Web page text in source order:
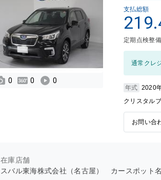
0 0 0
支払総額
定期点検整
通常クレ
年式 2020
クリスタル
お問い合
在庫店舗
スバル東海株式会社（名古屋） カースポット